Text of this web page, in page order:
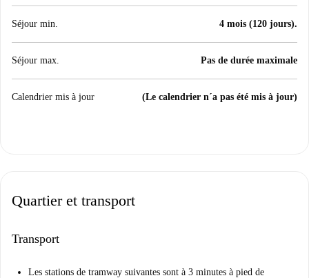
Séjour min. 4 mois (120 jours).
Séjour max. Pas de durée maximale
Calendrier mis à jour (Le calendrier n´a pas été mis à jour)
Quartier et transport
Transport
Les stations de tramway suivantes sont à 3 minutes à pied de